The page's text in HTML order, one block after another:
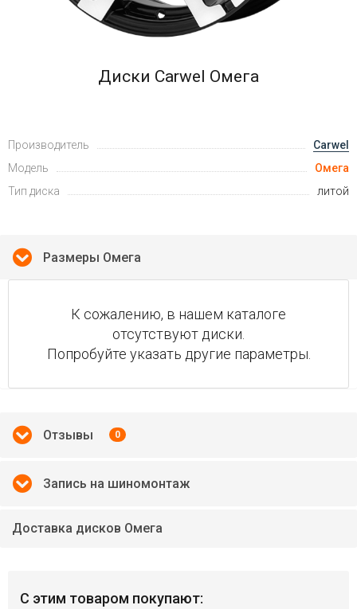
Диски Carwel Омега
Производитель
Carwel
Модель
Омега
Тип диска
литой
Размеры Омега
К сожалению, в нашем каталоге
отсутствуют диски.
Попробуйте указать другие параметры.
Отзывы 0
Запись на шиномонтаж
Доставка дисков Омега
С этим товаром покупают: